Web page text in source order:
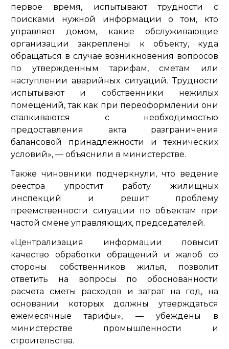
первое время, испытывают трудности с
поисками нужной информации о том, кто
управляет домом, какие обслуживающие
организации закреплены к объекту, куда
обращаться в случае возникновения вопросов
по утвержденным тарифам, сметам или
наступлении аварийных ситуаций. Трудности
испытывают и собственники нежилых
помещений, так как при переоформлении они
сталкиваются с необходимостью
предоставления акта разграничения
балансовой принадлежности и технических
условий», — объяснили в министерстве.
Также чиновники подчеркнули, что ведение
реестра упростит работу жилищных
инспекций и решит проблему
преемственности ситуации по объектам при
частой смене управляющих, председателей.
«Централизация информации повысит
качество обработки обращений и жалоб со
стороны собственников жилья, позволит
ответить на вопросы по обоснованности
расчета сметы расходов и затрат на год, на
основании которых должны утверждаться
ежемесячные тарифы», — убеждены в
министерстве промышленности и
строительства.